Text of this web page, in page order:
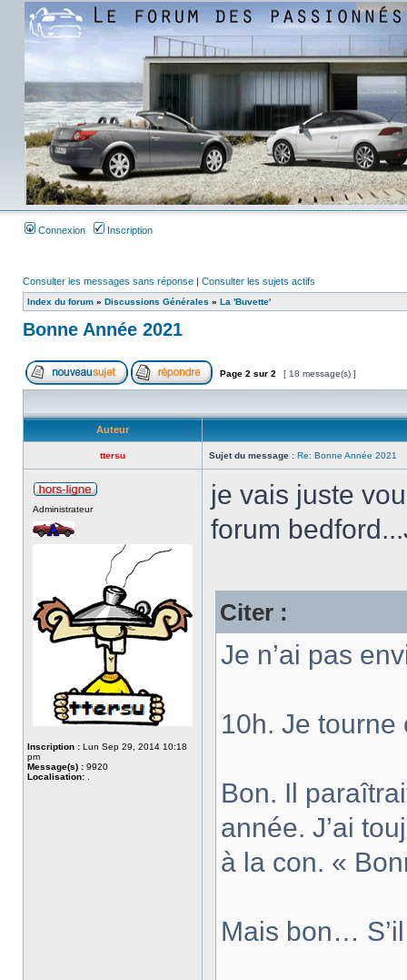
Connexion Inscription
Consulter les messages sans réponse | Consulter les sujets actifs
Index du forum » Discussions Générales » La 'Buvette'
Bonne Année 2021
Page 2 sur 2 [ 18 message(s) ]
Auteur
ttersu Sujet du message : Re: Bonne Année 2021
Administrateur
Inscription : Lun Sep 29, 2014 10:18
pm
Message(s) : 9920
Localisation:
je vais juste
forum
Citer :
Je n’ai pas
10h. Je tourne
Bon. Il
année. J’ai
à la con. «
Mais bon…